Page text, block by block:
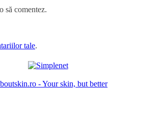
să comentez.
tale.